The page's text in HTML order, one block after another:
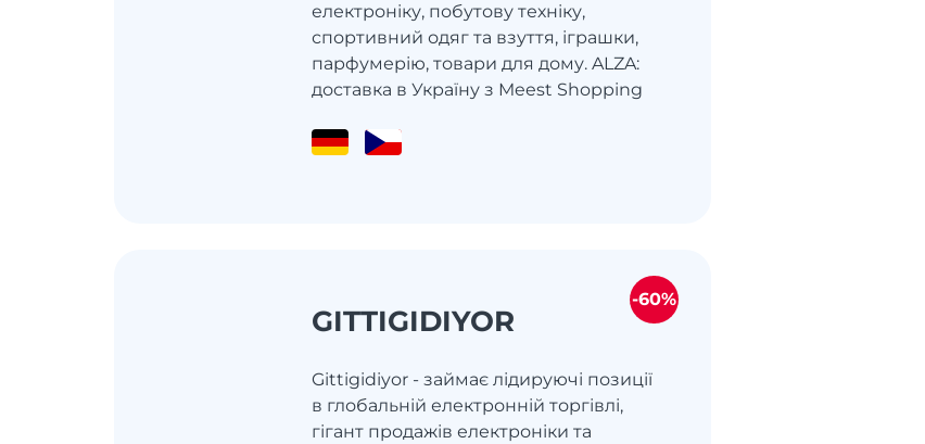
електроніку, побутову техніку,
спортивний одяг та взуття, іграшки,
парфумерію, товари для дому. ALZA:
доставка в Україну з Meest Shopping
GITTIGIDIYOR
Gittigidiyor - займає лідируючі позиції
в глобальній електронній торгівлі,
гігант продажів електроніки та
-60%